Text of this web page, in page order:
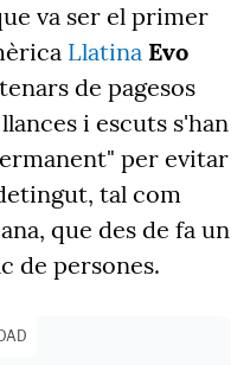
va ser el primer
Llatina Evo
de pagesos
i escuts s'han
per evitar
tal com
que des de fa un
de persones.